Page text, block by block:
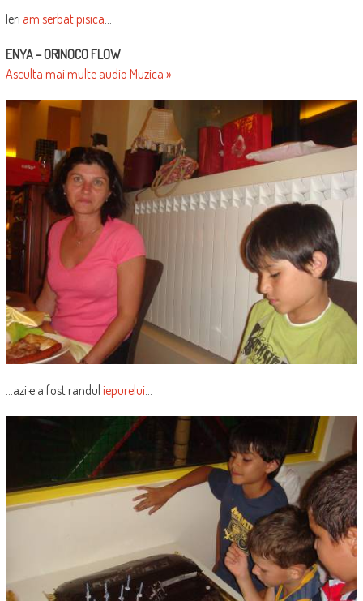
Ieri am serbat pisica…
ENYA – ORINOCO FLOW
Asculta mai multe audio Muzica »
…aziea fost randul iepurelui…